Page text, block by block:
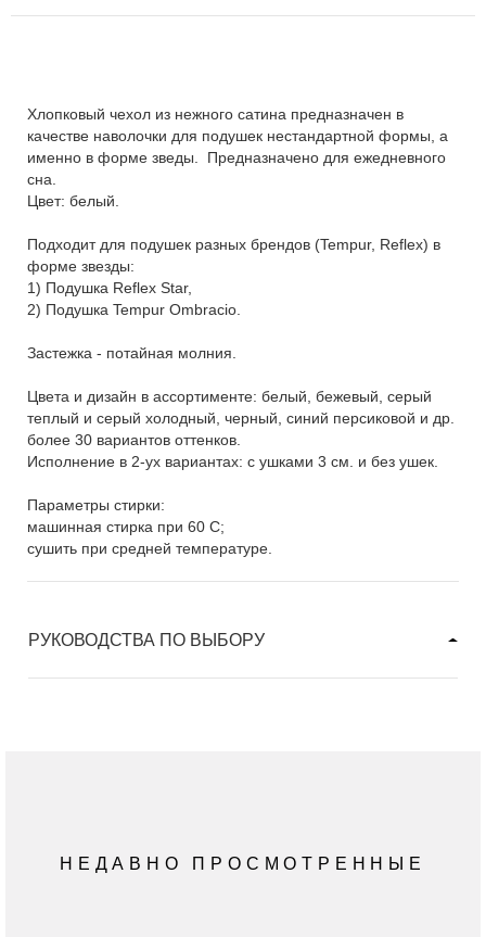
Хлопковый чехол из нежного сатина предназначен в
качестве наволочки для подушек нестандартной формы, а
именно в форме зведы. Предназначено для ежедневного
сна.
Цвет: белый.
Подходит для подушек разных брендов (Tempur, Reflex) в
форме звезды:
1) Подушка Reflex Star,
2) Подушка Tempur Ombracio.
Застежка - потайная молния.
Цвета и дизайн в ассортименте: белый, бежевый, серый
теплый и серый холодный, черный, синий персиковой и др.
более 30 вариантов оттенков.
Исполнение в 2-ух вариантах: с ушками 3 см. и без ушек.
Параметры стирки:
машинная стирка при 60 C;
сушить при средней температуре.
РУКОВОДСТВА ПО ВЫБОРУ
НЕДАВНО ПРОСМОТРЕННЫЕ